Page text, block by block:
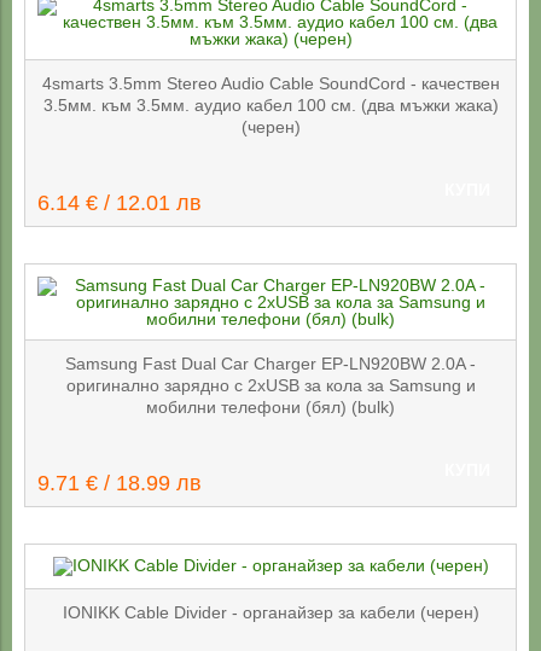
4smarts 3.5mm Stereo Audio Cable SoundCord - качествен
3.5мм. към 3.5мм. аудио кабел 100 см. (два мъжки жака)
(черен)
6.14 € / 12.01 лв
Samsung Fast Dual Car Charger EP-LN920BW 2.0A -
оригинално зарядно с 2хUSB за кола за Samsung и
мобилни телефони (бял) (bulk)
9.71 € / 18.99 лв
IONIKK Cable Divider - органайзер за кабели (черен)